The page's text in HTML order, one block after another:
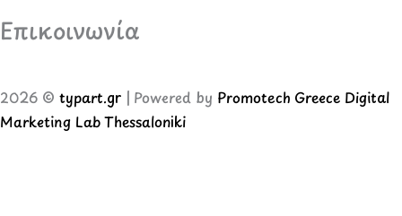
Επικοινωνία
2026 © typart.gr | Powered by Promotech Greece Digital
Marketing Lab Thessaloniki